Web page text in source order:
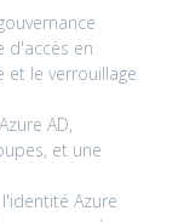
d'accès en
et le verrouillage
AD,
et une
Azure